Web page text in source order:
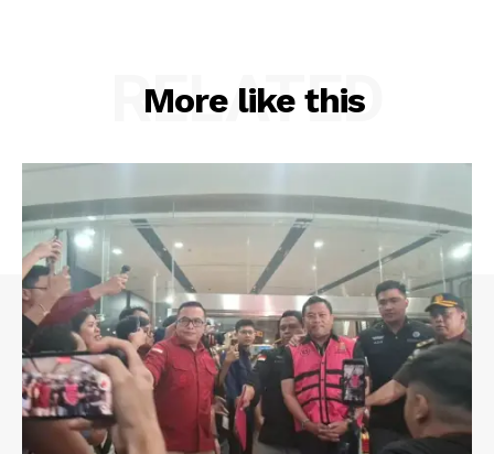
More like this
RELATED